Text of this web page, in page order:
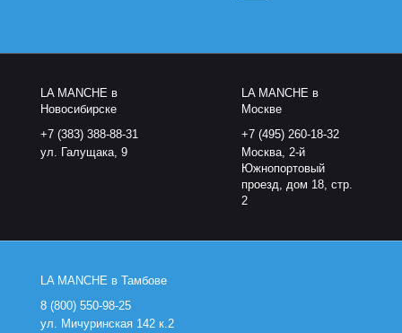
LA MANCHE в
Новосибирске
+7 (383) 388-88-31
ул. Галущака, 9
LA MANCHE в
Москве
+7 (495) 260-18-32
Москва, 2-й
Южнопортовый
проезд, дом 18, стр.
2
LA MANCHE в Тамбове
8 (800) 550-98-25
ул. Мичуринская 142 к.2